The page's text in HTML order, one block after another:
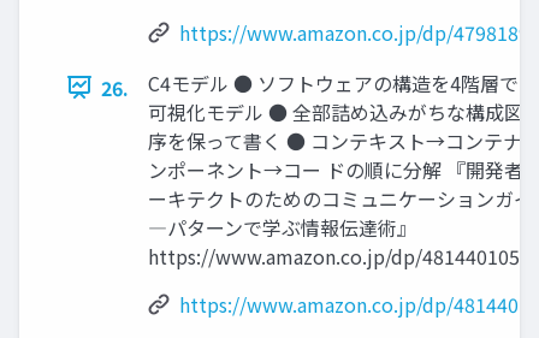
https://www.amazon.co.jp/dp/
26.
C4モデル ● ソフトウェアの構造を4階層で
可視化モデル ● 全部詰め込みがちな構成図
序を保って書く ● コンテキスト→コンテナ
ンポーネント→コー ドの順に分解 『開発者
ーキテクトのためのコミュニケーションガイ
―パターンで学ぶ情報伝達術』
https://www.amazon.co.jp/dp/4814401051
https://www.amazon.co.jp/dp/